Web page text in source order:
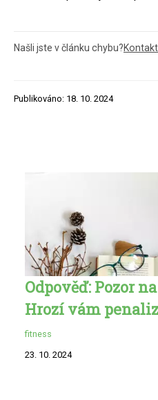
Našli jste v článku chybu?
Publikováno: 18. 10. 2024
Odpověď: Pozor
Hrozí vám
fitness
23. 10. 2024